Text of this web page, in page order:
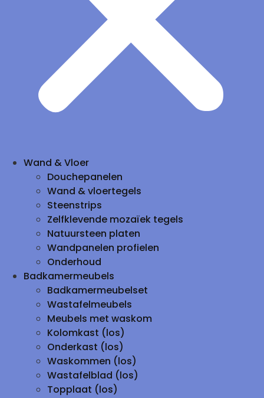
Wand & Vloer
Douchepanelen
Wand & vloertegels
Steenstrips
Zelfklevende mozaïek tegels
Natuursteen platen
Wandpanelen profielen
Onderhoud
Badkamermeubels
Badkamermeubelset
Wastafelmeubels
Meubels met waskom
Kolomkast (los)
Onderkast (los)
Waskommen (los)
Wastafelblad (los)
Topplaat (los)